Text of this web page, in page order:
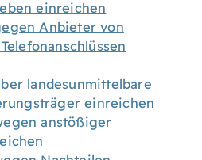
einreichen
Anbieter von
landesunmittelbare
einreichen
anstößiger